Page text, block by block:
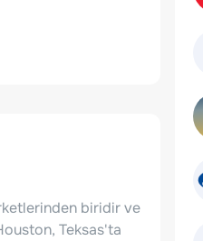
biridir ve
Teksas'ta